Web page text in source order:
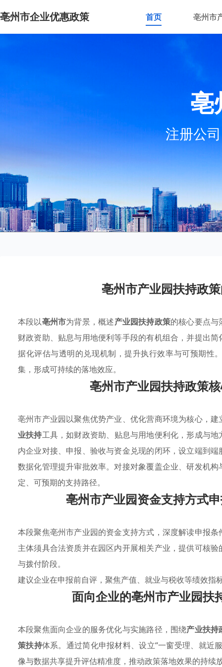
亳州市企业优惠政策 首页 亳州市
亳
注册公
亳州市产业园扶持政
本段以亳州市为背景，概述产业园扶持政策的核心要点与
财政资助、贴息与用地便利等手段的有机组合，并提出简
据化评估与透明的兑现机制，提升执行效率与可预期性
集，形成可持续的落地效应。
亳州市产业园扶持政策
亳州市产业园以聚焦优势产业、优化营商环境为核心，建
业扶持工具，如财政资助、贴息与用地便利化，形成与
内企业对接、申报、验收与资金兑现的闭环，设立端到
数据化管理提升审批效率。对接对象覆盖企业、研发机
定、可预期的支持路径。
亳州市产业园资金支持方式
本段聚焦亳州市产业园的资金支持方式，深度解读申报
主体须具合法资质并在园区内开展相关产业，提供可核
与拨付阶段。
建议企业在申报前自评，聚焦产值、就业与税收等绩效指
面向企业的亳州市产业园扶
本段聚焦面向企业的服务优化与实施路径，围绕产业扶持
策扶持体系。通过简化申报材料、设立“一窗受理、就近
像与数据共享提升评估精准度，推动政策落地效果的持续